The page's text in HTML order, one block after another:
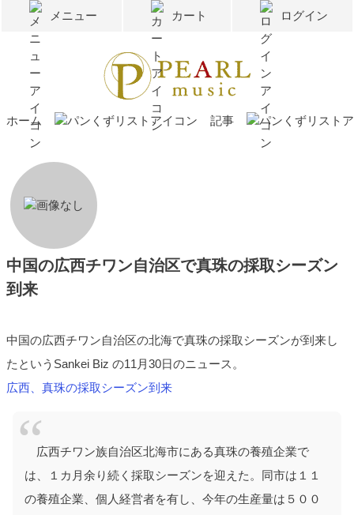
メニュー カート ログイン
ホーム 記事
中国の広西チワン自治区で真珠の採取シーズン
到来
中国の広西チワン自治区の北海で真珠の採取シーズンが到来し
たというSankei Biz の11月30日のニュース。
広西、真珠の採取シーズン到来
広西チワン族自治区北海市にある真珠の養殖企業で
は、１カ月余り続く採取シーズンを迎えた。同市は１１
の養殖企業、個人経営者を有し、今年の生産量は５００